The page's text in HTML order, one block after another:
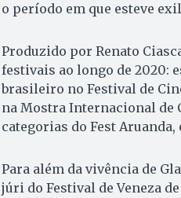
o período em que esteve
Produzido por Renato
festivais ao longo de 2020:
brasileiro no Festival de
na Mostra Internacional de
categorias do Fest
Para além da vivência de
júri do Festival de Veneza